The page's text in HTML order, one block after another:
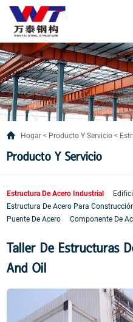
Select Language
Hogar Producto Y Servicio
Producto Y Servicio
Estructura De Acero Industrial
Estructura De Acero Para
Puente De Acero
Componente De
Taller De Estructuras
And Oil